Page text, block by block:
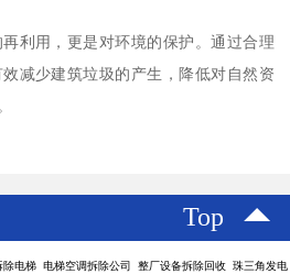
利用，更是对环境的保护。通过合理
减少建筑垃圾的产生，降低对自然资
Top
电梯 电梯空调拆除公司 整厂设备拆除回收 珠三角发电